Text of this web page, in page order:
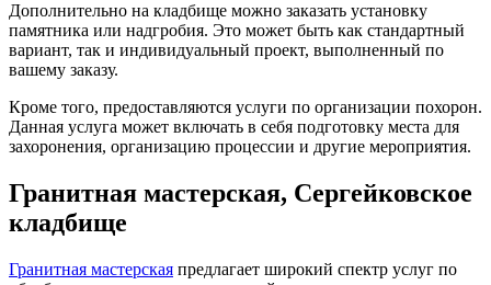
Дополнительно на кладбище можно заказать установку
памятника или надгробия. Это может быть как стандартный
вариант, так и индивидуальный проект, выполненный по
вашему заказу.
Кроме того, предоставляются услуги по организации похорон.
Данная услуга может включать в себя подготовку места для
захоронения, организацию процессии и другие мероприятия.
Гранитная мастерская, Сергейковское
кладбище
Гранитная мастерская предлагает широкий спектр услуг по